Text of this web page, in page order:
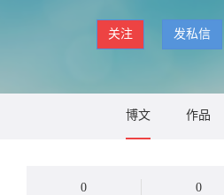
关注 发私信
博文 作品
0
0